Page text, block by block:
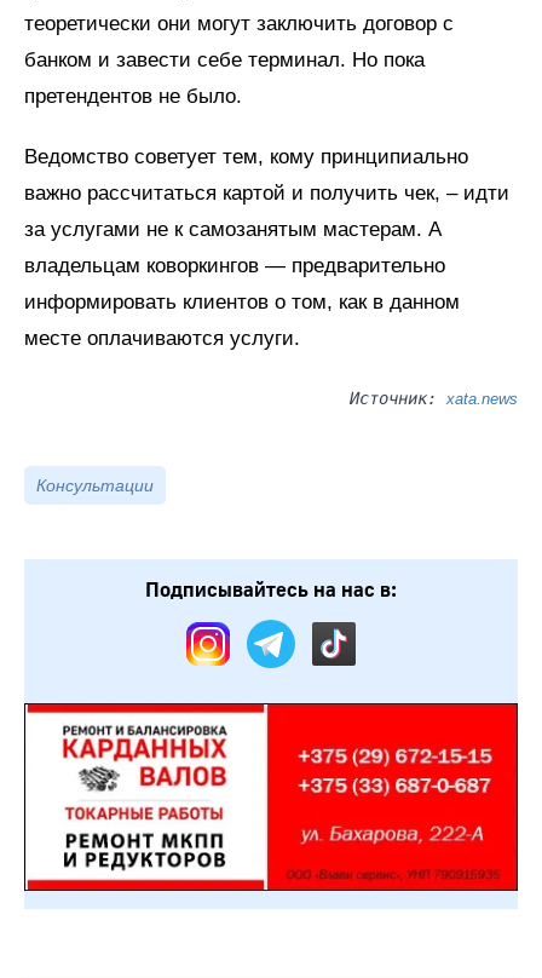
теоретически они могут заключить договор с
банком и завести себе терминал. Но пока
претендентов не было.
Ведомство советует тем, кому принципиально
важно рассчитаться картой и получить чек, – идти
за услугами не к самозанятым мастерам. А
владельцам коворкингов — предварительно
информировать клиентов о том, как в данном
месте оплачиваются услуги.
Источник: xata.news
Консультации
Подписывайтесь на нас в: